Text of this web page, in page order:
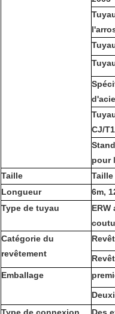
CJ/
pour
Taille
Taille
Longueur
6m,
Type de tuyau
Catégorie du
revêtement
Emballage